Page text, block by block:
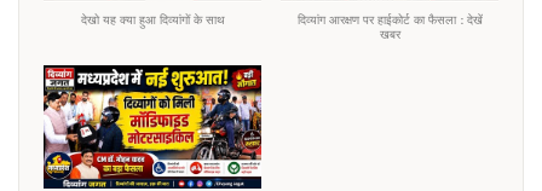
देखो यह क्या हुआ दिव्यांगों के साथ
दिव्यांग आरक्षण पर हाईकोर्ट का फैसला : देखें
खबर